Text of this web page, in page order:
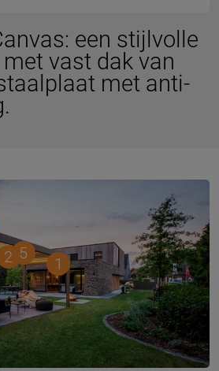
een stijlvolle
vast dak van
met anti-
1
2 5